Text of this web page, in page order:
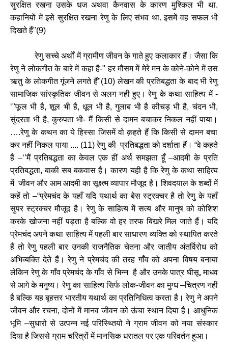
सुरक्षित रखना उसके धज अथवा कैनवास के कारण मुश्किल भी था.
कहानियों में इसे सुरक्षित रखना रेणु के लिए संभव था.इसमें वह सफल भी
दिखते हैं"(9)
रेणु सच्चे अर्थों में ग्रामीण जीवन के गाते हुए कलाकार हैं। जैसा कि
रेणु ने लोकगीत के बारे में कहा है-"हर मौसम में मेरे मन के कोने-कोने में उस
ऋतु के लोकगीत गूंजने लगते हैं"(10)लेखन की प्रतिबद्धता के बाद भी रेणु
सामाजिक सांस्कृतिक जीवन से अलग नही हुए। रेणु के कथा साहित्य में-
‘"फूल भी है,शूल भी है,धूल भी है,गुलाब भी है कीचड़ भी है,चंदन भी,
सुंदरता भी है,कुरुपता भी-मैं किसी से दामन बचाकर निकल नहीं पाया।
….रेणु के कथन का ये हिस्सा जिसमें वो क़हते हैं कि किसी से दामन बचा
कर नहीं निकल पाया.... (11)रेणु की प्रतिबद्धता को दर्शाता हैं। “वे कहते
हैं –‘’मैं प्रतिबद्धता का केवल एक हीं अर्थ समझता हूँ–आदमी के प्रति
प्रतिबद्धता,बाकी सब बकवास है। कारण यही है कि रेणु के कथा साहित्य
में जीवन और आम आदमी का सूक्ष्त्म व्यापार मौजूद है। शिवदयाल के शब्दों में
कहें तो –“प्रेमचंद के यहाँ यदि यथार्थ का बेस स्ट्रक्चर है तो रेणु के यहाँ
सुपर स्ट्रक्चर मौजूद है। रेणु के साहित्य में सत्य और मानुष को कोशिश
करके खोजना नहीं पड़ता है बल्कि वो हर तरफ बिखरे मिल जाते हैं। यदि
प्रेमचंद अपने कथा साहित्य में पहली बार साधारण व्यक्ति को स्थापित करते
हैं तो रेणु पहली बार उनकी राजनैतिक चेतना और जातीय अंतर्विरोध को
अभिव्यक्ति देते हैं। रेणु ने प्रेमचंद की तरह गाँव को अपना विषय बनाया
लेकिन रेणु के गाँव प्रेमचंद के गाँव से भिन्न है और उनके पात्र घीसू,माधव
से आगे के मनुष्य। रेणु का साहित्य सिर्फ लोक-जीवन का मुग्ध–चित्रण नही
है बल्कि यह बृहत्तर भारतीय यथार्थ का प्रतिनिधित्व करता है। रेणु ने अपने
जीवन और रचना,दोनों में मानव जीवन को ऊंचा स्थान दिया है। आधुनिक
भूमि–सुधारो से उत्पन्न नई परिस्थ्तियो ने ग्राम जीवन को नया संस्कार
दिया है जिससे ग्राम चरित्रों में मानसिक धरातल पर एक परिवर्तन हुआ।